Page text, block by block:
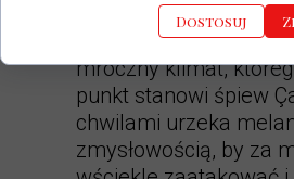
zanurzającymi
syntezatorów. Całość
mroczny klimat,
punkt stanowi śpiew
chwilami urzeka
zmysłowością, by za
Dostosuj